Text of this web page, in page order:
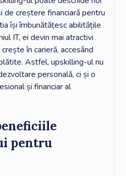
de creștere financiară pentru
își îmbunătățesc abilitățile
IT, ei devin mai atractivi
în carieră, accesând
Astfel, upskilling-ul nu
personală, ci și o
și financiar al
pentru